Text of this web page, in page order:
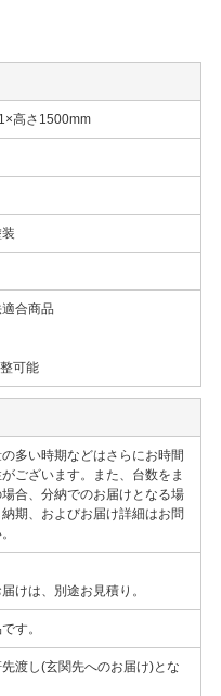
高さ1500mm
適合商品
可能
多い時期などはさらにお時間
ございます。また、台数をま
合、分納でのお届けとなる場
期、およびお届け詳細はお問
けは、別途お見積り。
す。
渡し(玄関先へのお届け)とな